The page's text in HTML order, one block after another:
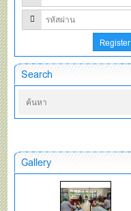
Search
Gallery